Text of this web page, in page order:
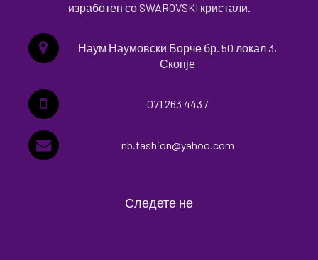
изработен со SWAROVSKI кристали.
Наум Наумовски Борче бр. 50 локал 3,
Скопје
071 263 443 /
nb.fashion@yahoo.com
Следете не